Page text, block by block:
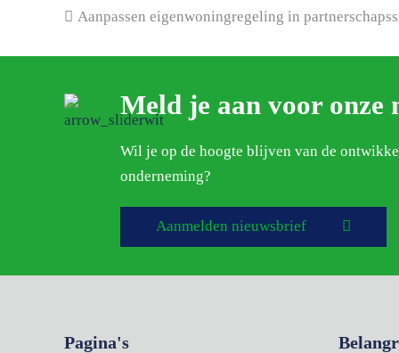
previous
Aanpassen eigenwoningregeling in
Meld je aan voor onze
Wil je op de hoogte blijven van de
onderneming?
Aanmelden nieuwsbrief
Pagina's